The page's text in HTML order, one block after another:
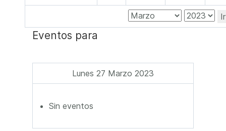
Eventos para
Lunes 27 Marzo 2023
Sin eventos